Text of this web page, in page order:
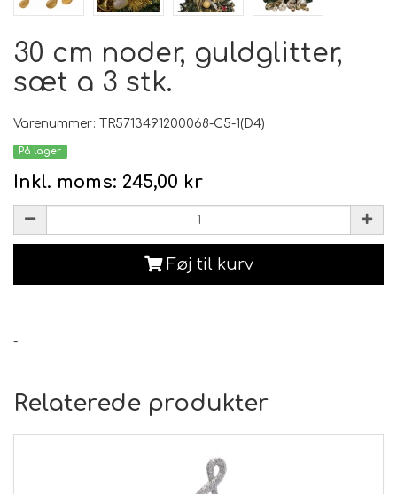
30 cm noder, guldglitter,
sæt a 3 stk.
Varenummer: TR5713491200068-C5-1(D4)
På lager
Inkl. moms: 245,00 kr
Føj til kurv
-
Relaterede produkter